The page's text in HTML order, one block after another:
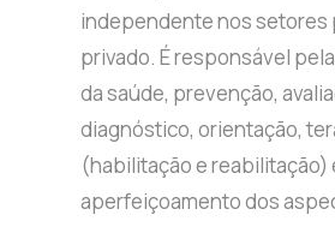
independente nos setores
privado. É responsável
da saúde, prevenção,
diagnóstico, orientação,
(habilitação e reabilitação)
aperfeiçoamento dos